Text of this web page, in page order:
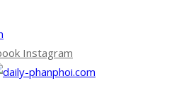
Instagram